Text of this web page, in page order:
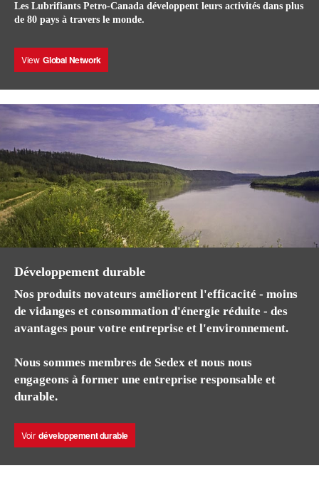
Les Lubrifiants Petro-Canada développent leurs activités dans plus
de 80 pays à travers le monde.
View Global Network
Développement durable
Nos produits novateurs améliorent l'efficacité - moins
de vidanges et consommation d'énergie réduite - des
avantages pour votre entreprise et l'environnement.
Nous sommes membres de Sedex et nous nous
engageons à former une entreprise responsable et
durable.
Voir développement durable